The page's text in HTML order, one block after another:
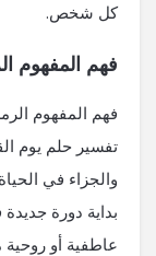
كل شخص.
فهم المفهوم
فهم المفهوم
تفسير حلم يوم
والجزاء في
بداية دورة
عاطفية أو